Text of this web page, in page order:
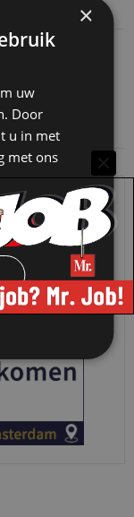
bedrijf kan
×
uw
Door
u in met
met ons